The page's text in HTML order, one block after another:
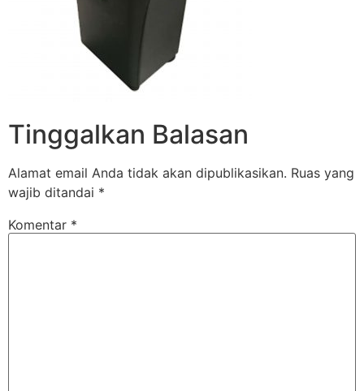
Tinggalkan Balasan
Alamat email Anda tidak akan dipublikasikan. Ruas yang
wajib ditandai *
Komentar *